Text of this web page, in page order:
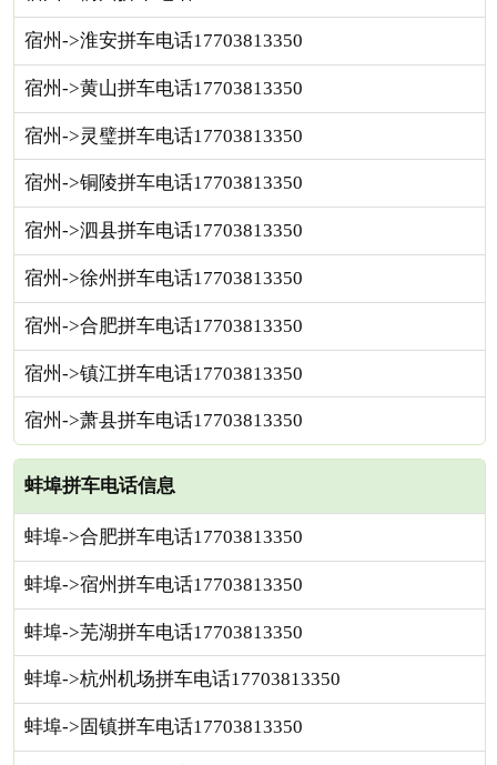
宿州->淮安拼车电话17703813350
宿州->黄山拼车电话17703813350
宿州->灵璧拼车电话17703813350
宿州->铜陵拼车电话17703813350
宿州->泗县拼车电话17703813350
宿州->徐州拼车电话17703813350
宿州->合肥拼车电话17703813350
宿州->镇江拼车电话17703813350
宿州->萧县拼车电话17703813350
蚌埠拼车电话信息
蚌埠->合肥拼车电话17703813350
蚌埠->宿州拼车电话17703813350
蚌埠->芜湖拼车电话17703813350
蚌埠->杭州机场拼车电话17703813350
蚌埠->固镇拼车电话17703813350